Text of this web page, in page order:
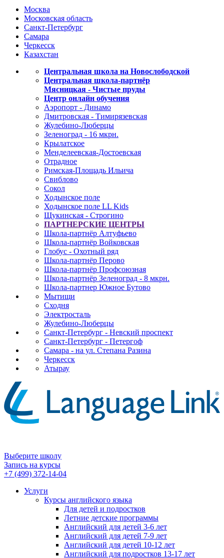
Москва
Московская область
Санкт-Петербург
Самара
Черкесск
Казахстан
Центральная школа на Новослободской
Центральная школа-партнёр
Мясницкая - Чистые пруды
Центр онлайн обучения
Аэропорт - Динамо
Дмитровская - Тимирязевская
Жулебино-Люберцы
Зеленоград - 16 мкрн.
Крылатское
Менделеевская-Достоевская
Отрадное
Римская-Площадь Ильича
Свиблово
Сокол
Ходынское поле
Ходынское поле LL Kids
Щукинская - Строгино
ПАРТНЕРСКИЕ ЦЕНТРЫ
Школа-партнёр Алтуфьево
Школа-партнёр Войковская
Глобус - Охотный ряд
Школа-партнёр Перово
Школа-партнёр Профсоюзная
Школа-партнёр Зеленоград - 8 мкрн.
Школа-партнер Южное Бутово
Мытищи
Сходня
Электросталь
Жулебино-Люберцы
Санкт-Петербург - Невский проспект
Санкт-Петербург - Петергоф
Самара - на ул. Степана Разина
Черкесск
Атырау
Выберите школу
Запись на курсы
+7 (499) 372-14-04
Услуги
Курсы английского языка
Для детей и подростков
Летние детские программы
Английский для детей 3-6 лет
Английский для детей 7-9 лет
Английский для детей 10-12 лет
Английский для подростков 13-17 лет